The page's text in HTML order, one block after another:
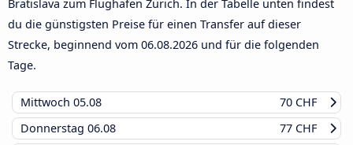
Bratislava zum Flughafen Zürich. In der Tabelle unten findest
du die günstigsten Preise für einen Transfer auf dieser
Strecke, beginnend vom 06.08.2026 und für die folgenden
Tage.
Mittwoch 05.08
70 CHF
Donnerstag 06.08
77 CHF